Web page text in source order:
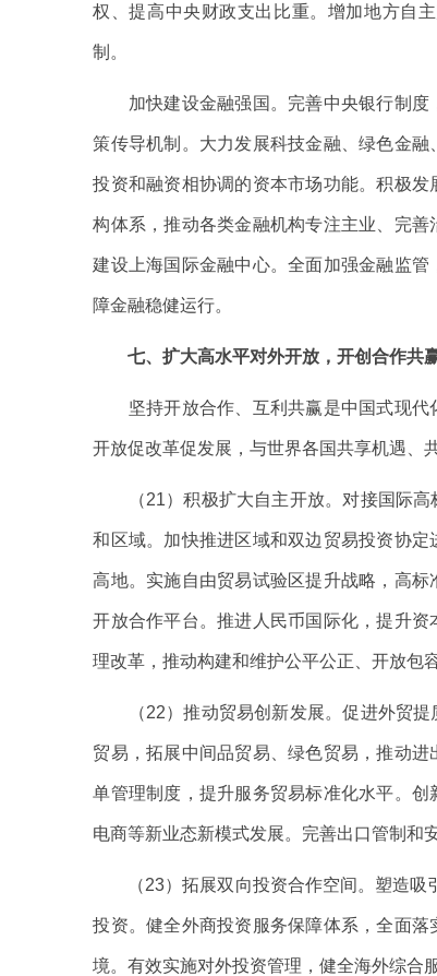
权、提高中央财政支出比重。增加地方自
制。
加快建设金融强国。完善中央银行制度
策传导机制。大力发展科技金融、绿色金
投资和融资相协调的资本市场功能。积极
构体系，推动各类金融机构专注主业、完
建设上海国际金融中心。全面加强金融监
障金融稳健运行。
七、扩大高水平对外开放，开创合作共
坚持开放合作、互利共赢是中国式现代
开放促改革促发展，与世界各国共享机遇、
（21）积极扩大自主开放。对接国际高
和区域。加快推进区域和双边贸易投资协
高地。实施自由贸易试验区提升战略，高
开放合作平台。推进人民币国际化，提升
理改革，推动构建和维护公平公正、开放包
（22）推动贸易创新发展。促进外贸提
贸易，拓展中间品贸易、绿色贸易，推动
单管理制度，提升服务贸易标准化水平。
电商等新业态新模式发展。完善出口管制和
（23）拓展双向投资合作空间。塑造吸引
投资。健全外商投资服务保障体系，全面
境。有效实施对外投资管理，健全海外综合